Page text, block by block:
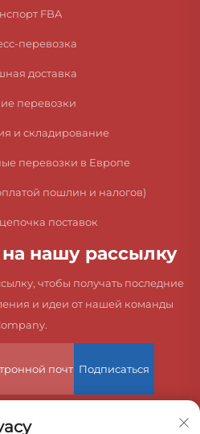
FBA
перевозка
доставка
перевозки
и складирование
перевозки в Европе
пошлин и налогов)
поставок
нашу рассылку
чтобы получать последние
и идеи от нашей команды
Подписаться